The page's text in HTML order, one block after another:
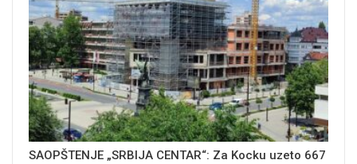
SAOPŠTENJE „SRBIJA CENTAR“: Za Kocku uzeto 667